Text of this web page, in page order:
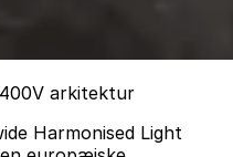
400V arkitektur
Harmonised Light